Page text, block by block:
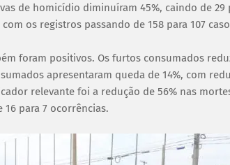
de homicídio diminuíram 45%, caindo de 29
os registros passando de 158 para 107
foram positivos. Os furtos consumados
apresentaram queda de 14%, com
relevante foi a redução de 56% nas
16 para 7 ocorrências.